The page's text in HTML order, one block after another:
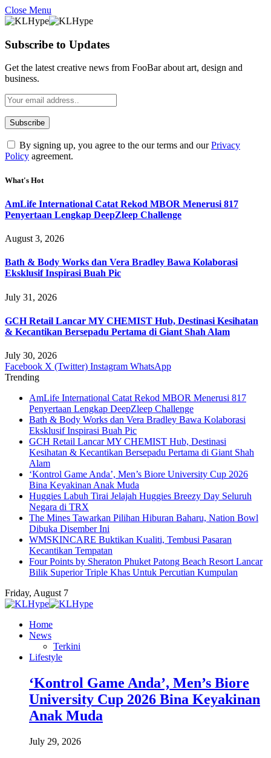
Close Menu
Subscribe to Updates
Get the latest creative news from FooBar about art, design and
business.
By signing up, you agree to the our terms and ourPrivacy
Policy agreement.
What's Hot
AmLife International Catat Rekod MBOR Menerusi 817
Penyertaan Lengkap DeepZleep Challenge
August 3, 2026
Bath & Body Works dan Vera Bradley Bawa Kolaborasi
Eksklusif Inspirasi Buah Pic
July 31, 2026
GCH Retail Lancar MY CHEMIST Hub, Destinasi Kesihatan
& Kecantikan Bersepadu Pertama di Giant Shah Alam
July 30, 2026
Facebook X (Twitter) Instagram WhatsApp
Trending
AmLife International Catat Rekod MBOR Menerusi 817
Penyertaan Lengkap DeepZleep Challenge
Bath & Body Works dan Vera Bradley Bawa Kolaborasi
Eksklusif Inspirasi Buah Pic
GCH Retail Lancar MY CHEMIST Hub, Destinasi
Kesihatan & Kecantikan Bersepadu Pertama di Giant Shah
Alam
‘Kontrol Game Anda’, Men’s Biore University Cup 2026
Bina Keyakinan Anak Muda
Huggies Labuh Tirai Jelajah Huggies Breezy Day Seluruh
Negara di TRX
The Mines Tawarkan Pilihan Hiburan Baharu, Nation Bowl
Dibuka Disember Ini
WMSKINCARE Buktikan Kualiti, Tembusi Pasaran
Kecantikan Tempatan
Four Points by Sheraton Phuket Patong Beach Resort Lancar
Bilik Superior Triple Khas Untuk Percutian Kumpulan
Friday, August 7
Home
News
Terkini
Lifestyle
‘Kontrol Game Anda’, Men’s Biore
University Cup 2026 Bina Keyakinan
Anak Muda
July 29, 2026